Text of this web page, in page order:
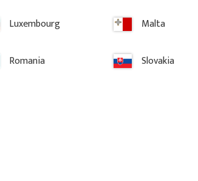
har följts.
ytor som komplement.
Luxembourg Malta
Romania Slovakia